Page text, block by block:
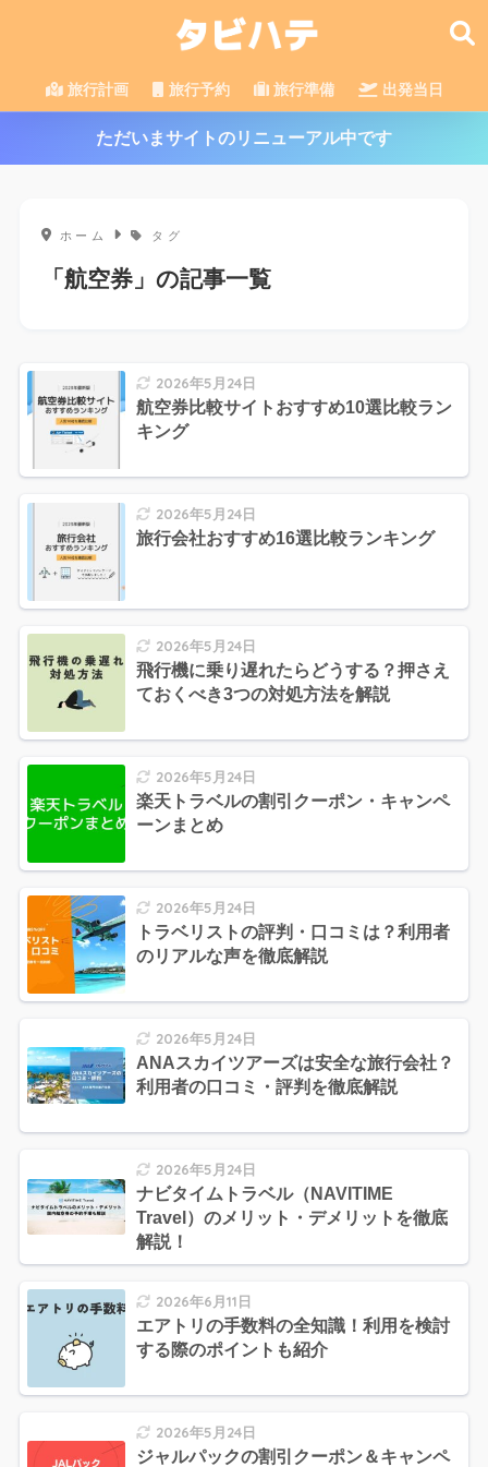
旅行計画 旅行予約 旅行準備 出発当日
ただいまサイトのリニューアル中です
ホーム タグ
「航空券」の記事一覧
2026年5月24日
航空券比較サイトおすすめ10選比較ラン
キング
2026年5月24日
旅行会社おすすめ16選比較ランキング
2026年5月24日
飛行機に乗り遅れたらどうする？押さえ
ておくべき3つの対処方法を解説
2026年5月24日
楽天トラベルの割引クーポン・キャンペ
ーンまとめ
2026年5月24日
トラベリストの評判・口コミは？利用者
のリアルな声を徹底解説
2026年5月24日
ANAスカイツアーズは安全な旅行会社？
利用者の口コミ・評判を徹底解説
2026年5月24日
ナビタイムトラベル（NAVITIME
Travel）のメリット・デメリットを徹底
解説！
2026年6月11日
エアトリの手数料の全知識！利用を検討
する際のポイントも紹介
2026年5月24日
ジャルパックの割引クーポン＆キャンペ